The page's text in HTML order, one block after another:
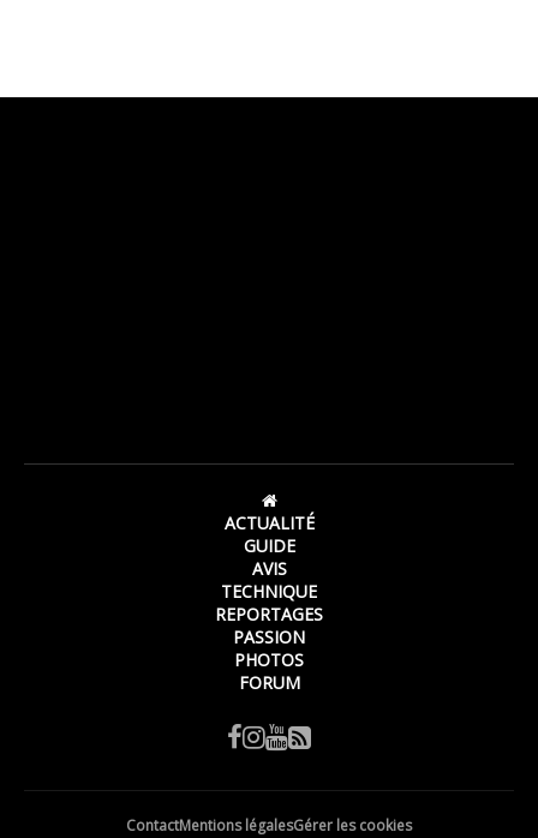
ACTUALITÉ
GUIDE
AVIS
TECHNIQUE
REPORTAGES
PASSION
PHOTOS
FORUM
ContactMentions légalesGérer les cookies